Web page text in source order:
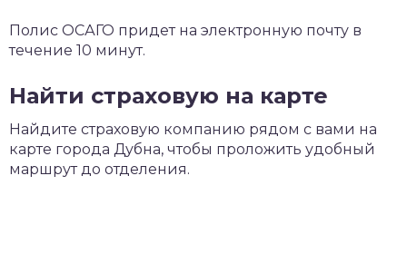
Полис ОСАГО придет на электронную почту в
течение 10 минут.
Найти страховую на карте
Найдите страховую компанию рядом с вами на
карте города Дубна, чтобы проложить удобный
маршрут до отделения.